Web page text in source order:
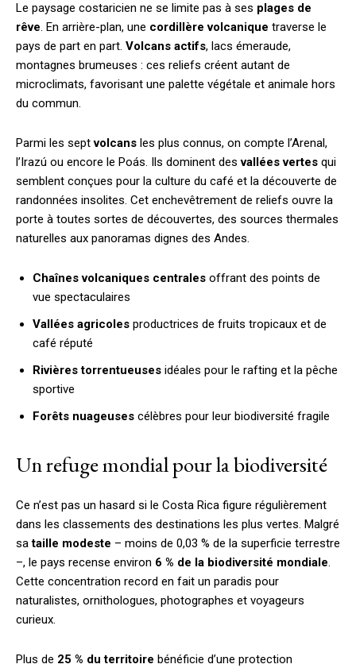
Le paysage costaricien ne se limite pas à ses plages de
rêve. En arrière-plan, une cordillère volcanique traverse le
pays de part en part. Volcans actifs, lacs émeraude,
montagnes brumeuses : ces reliefs créent autant de
microclimats, favorisant une palette végétale et animale hors
du commun.
Parmi les septvolcans les plus connus, on compte l’Arenal,
l’Irazú ou encore le Poás. Ils dominent desvallées vertes qui
semblent conçues pour la culture du café et la découverte de
randonnées insolites. Cet enchevêtrement de reliefs ouvre la
porte à toutes sortes de découvertes, des sources thermales
naturelles aux panoramas dignes des Andes.
Chaînes volcaniques centrales offrant des points de
vue spectaculaires
Vallées agricoles productrices de fruits tropicaux et de
café réputé
Rivières torrentueuses idéales pour le rafting et la pêche
sportive
Forêts nuageuses célèbres pour leur biodiversité fragile
Un refuge mondial pour la biodiversité
Ce n’est pas un hasard si le Costa Rica figure régulièrement
dans les classements des destinations les plus vertes. Malgré
sataille modeste – moins de 0,03 % de la superficie terrestre
–, le pays recense environ 6 % de la biodiversité mondiale.
Cette concentration record en fait un paradis pour
naturalistes, ornithologues, photographes et voyageurs
curieux.
Plus de 25 % du territoire bénéficie d’une protection